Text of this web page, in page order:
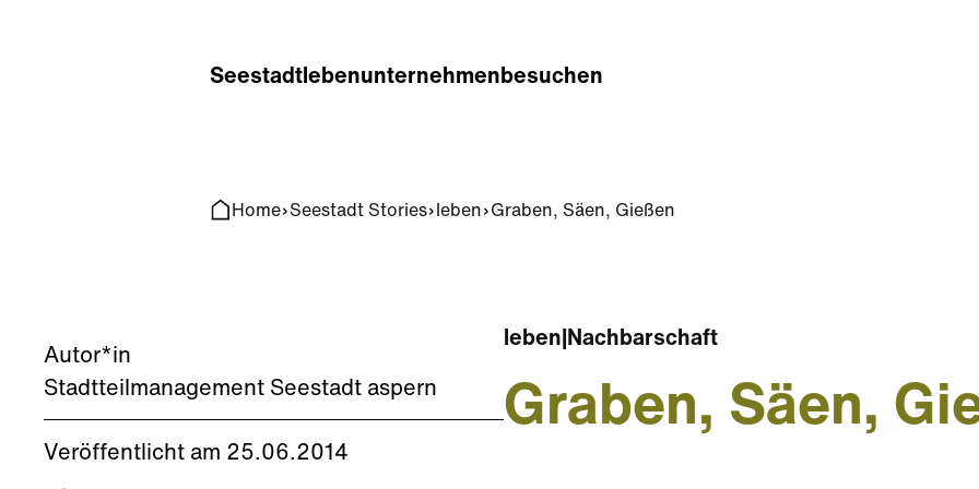
Seestadtlebenunternehmenbesuchen
Home Seestadt Stories leben Graben, Säen, Gießen
Autor*in
Stadtteilmanagement Seestadt aspern
Veröffentlicht am 25.06.2014
leben Nachbarschaft
Graben, Säen,